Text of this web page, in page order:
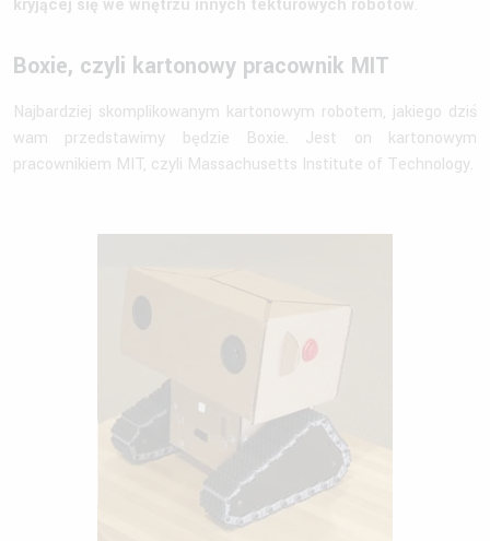
kryjącej się we wnętrzu innych tekturowych robotów.
Boxie, czyli kartonowy pracownik MIT
Najbardziej skomplikowanym kartonowym robotem, jakiego dziś
wam przedstawimy będzie Boxie. Jest on kartonowym
pracownikiem MIT, czyli Massachusetts Institute of Technology.